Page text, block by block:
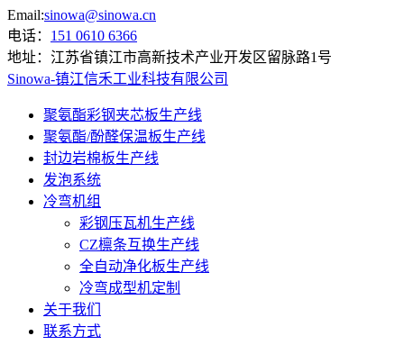
Email:sinowa@sinowa.cn
电话： 151 0610 6366
地址： 江苏省镇江市高新技术产业开发区留脉路1号
Sinowa-镇江信禾工业科技有限公司
聚氨酯彩钢夹芯板生产线
聚氨酯/酚醛保温板生产线
封边岩棉板生产线
发泡系统
冷弯机组
彩钢压瓦机生产线
CZ檩条互换生产线
全自动净化板生产线
冷弯成型机定制
关于我们
联系方式